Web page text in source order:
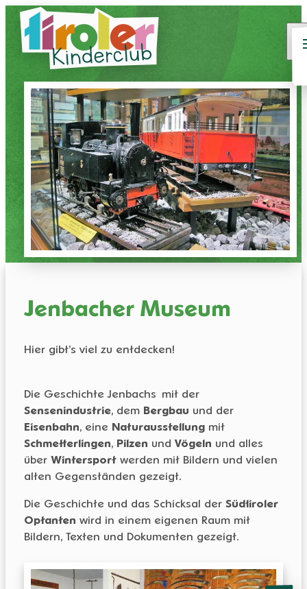
Jenbacher Museum
Hier gibt’s viel zu entdecken!
Die Geschichte Jenbachs mit der
Sensenindustrie, dem Bergbau und der
Eisenbahn, eine Naturausstellungmit
Schmetterlingen, Pilzen und Vögeln und alles
über Wintersportwerden mit Bildern und vielen
alten Gegenständen gezeigt.
Die Geschichte und das Schicksal der Südtiroler
Optanten wird in einem eigenen Raum mit
Bildern, Texten und Dokumenten gezeigt.